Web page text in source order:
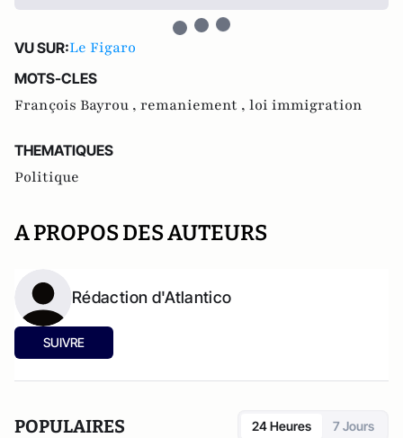
VU SUR:Le Figaro
MOTS-CLES
François Bayrou , remaniement , loi immigration
THEMATIQUES
Politique
A PROPOS DES AUTEURS
Rédaction d'Atlantico
SUIVRE
POPULAIRES 24 Heures 7 Jours